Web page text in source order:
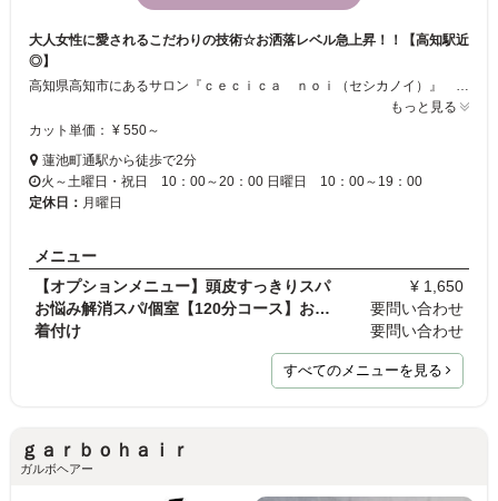
大人女性に愛されるこだわりの技術☆お洒落レベル急上昇！！【高知駅近
◎】
高知県高知市にあるサロン『ｃｅｃｉｃａ ｎｏｉ（セシカノイ）』 店内は隠れ家のようなプライベート空間になっているのでお客様お一人お一人と丁寧に向き合い施術致します☆こだわりのカットメニューが大人気！大人女性に愛されるヘアサロンです。もちろんお子様や男性のお客様も大歓迎！高知駅から徒歩10分、とさでん桟橋線蓮池町通駅からは徒歩2分とアクセスも抜群です。お気軽にお越し下さい♪
もっと見る
カット単価： ¥ 550～
蓮池町通駅から徒歩で2分
火～土曜日・祝日 10：00～20：00 日曜日 10：00～19：00
定休日： 月曜日
メニュー
【オプションメニュー】頭皮すっきりスパ
¥ 1,650
お悩み解消スパ/個室【120分コース】お電話でのご予…
要問い合わせ
着付け
要問い合わせ
すべてのメニューを見る
ｇａｒｂｏｈａｉｒ
ガルボヘアー